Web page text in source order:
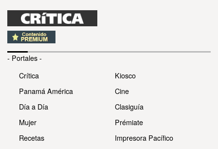
- Portales -
Crítica
Panamá América
Día a Día
Mujer
Recetas
Kiosco
Cine
Clasiguía
Prémiate
Impresora Pacífico